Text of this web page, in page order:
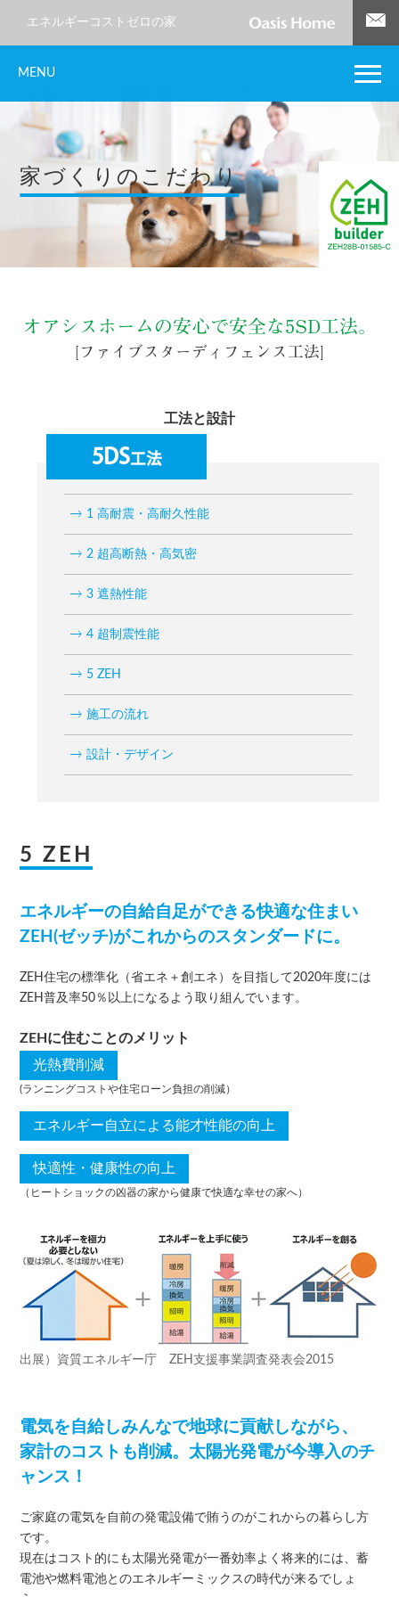
エネルギーコストゼロの家
MENU
家づくりのこだわり
オアシスホームの安心で安全な5SD工法。
[ファイブスターディフェンス工法]
工法と設計
5DS工法
1 高耐震・高耐久性能
2 超高断熱・高気密
3 遮熱性能
4 超制震性能
5 ZEH
施工の流れ
設計・デザイン
5 ZEH
エネルギーの自給自足ができる快適な住まい
ZEH(ゼッチ)がこれからのスタンダードに。
ZEH住宅の標準化（省エネ＋創エネ）を目指して2020年度には
ZEH普及率50％以上になるよう取り組んでいます。
ZEHに住むことのメリット
光熱費削減
(ランニングコストや住宅ローン負担の削減）
エネルギー自立による能才性能の向上
快適性・健康性の向上
（ヒートショックの凶器の家から健康で快適な幸せの家へ）
出展）資質エネルギー庁 ZEH支援事業調査発表会2015
電気を自給しみんなで地球に貢献しながら、
家計のコストも削減。太陽光発電が今導入のチ
ャンス！
ご家庭の電気を自前の発電設備で賄うのがこれからの暮らし方
です。
現在はコスト的にも太陽光発電が一番効率よく将来的には、蓄
電池や燃料電池とのエネルギーミックスの時代が来るでしょ